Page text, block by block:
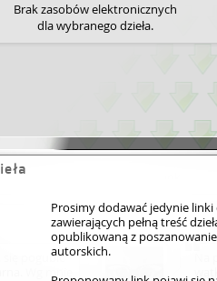
Brak zasobów elektronicznych
dla wybranego dzieła.
pogubić
Wg mnie
Prosimy dodawać jedynie
zawierających pełną treść
opublikowaną z
autorskich.